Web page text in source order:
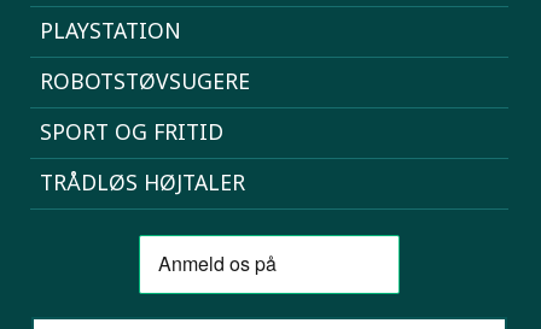
PLAYSTATION
ROBOTSTØVSUGERE
SPORT OG FRITID
TRÅDLØS HØJTALER